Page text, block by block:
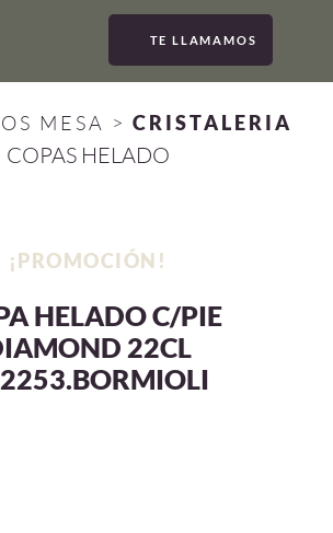
TE LLAMAMOS
MESA > CRISTALERIA
COPAS HELADO
¡PROMOCIÓN!
HELADO C/PIE
22CL